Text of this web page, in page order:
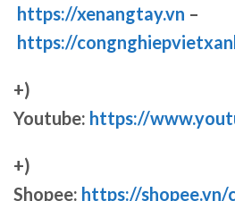
https://xenangtay.vn –
https://
+)
Youtube: https://
+)
Shopee: https://shopee.vn/